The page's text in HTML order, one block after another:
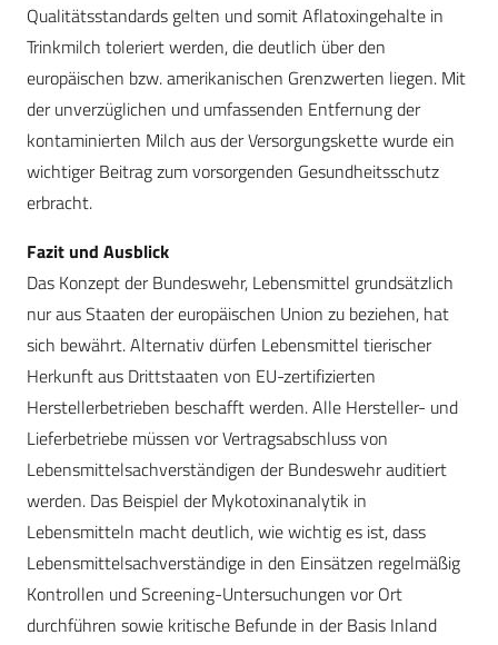
Qualitätsstandards gelten und somit Aflatoxingehalte in
Trinkmilch toleriert werden, die deutlich über den
europäischen bzw. amerikanischen Grenzwerten liegen. Mit
der unverzüglichen und umfassenden Entfernung der
kontaminierten Milch aus der Versorgungskette wurde ein
wichtiger Beitrag zum vorsorgenden Gesundheitsschutz
erbracht.
Fazit und Ausblick
Das Konzept der Bundeswehr, Lebensmittel grundsätzlich
nur aus Staaten der europäischen Union zu beziehen, hat
sich bewährt. Alternativ dürfen Lebensmittel tierischer
Herkunft aus Drittstaaten von EU-zertifizierten
Herstellerbetrieben beschafft werden. Alle Hersteller- und
Lieferbetriebe müssen vor Vertragsabschluss von
Lebensmittelsachverständigen der Bundeswehr auditiert
werden. Das Beispiel der Mykotoxinanalytik in
Lebensmitteln macht deutlich, wie wichtig es ist, dass
Lebensmittelsachverständige in den Einsätzen regelmäßig
Kontrollen und Screening-Untersuchungen vor Ort
durchführen sowie kritische Befunde in der Basis Inland